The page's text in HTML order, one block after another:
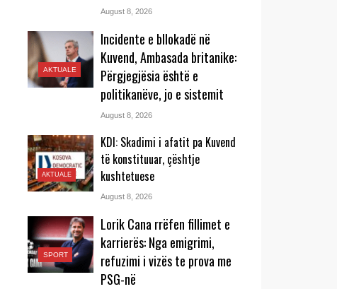
August 8, 2026
AKTUALE
Incidente e bllokadë në
Kuvend, Ambasada britanike:
Përgjegjësia është e
politikanëve, jo e sistemit
August 8, 2026
AKTUALE
KDI: Skadimi i afatit pa Kuvend
të konstituuar, çështje
kushtetuese
August 8, 2026
SPORT
Lorik Cana rrëfen fillimet e
karrierës: Nga emigrimi,
refuzimi i vizës te prova me
PSG-në